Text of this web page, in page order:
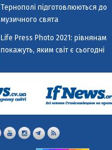
Тернополі підготовлюються до
музичного свята
Life Press Photo 2021: рівнянам
покажуть, яким світ є сьогодні